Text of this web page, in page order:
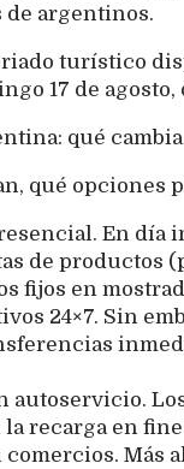
argentinos.
turístico
17 de
qué cambia
qué opciones
En día
de productos
fijos en
24×7. Sin
autoservicio.
recarga en
Más